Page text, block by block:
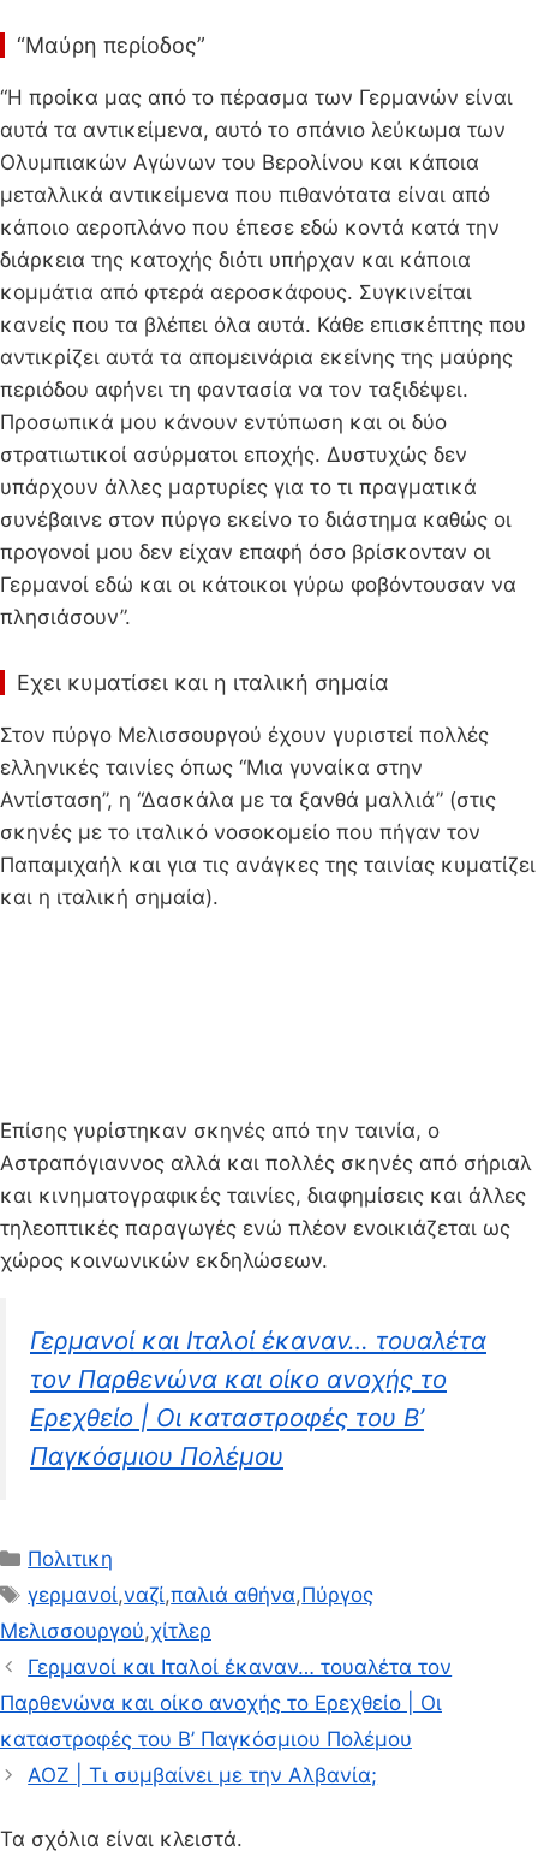
“Μαύρη περίοδος”
“Η προίκα μας από το πέρασμα των Γερμανών είναι
αυτά τα αντικείμενα, αυτό το σπάνιο λεύκωμα των
Ολυμπιακών Αγώνων του Βερολίνου και κάποια
μεταλλικά αντικείμενα που πιθανότατα είναι από
κάποιο αεροπλάνο που έπεσε εδώ κοντά κατά την
διάρκεια της κατοχής διότι υπήρχαν και κάποια
κομμάτια από φτερά αεροσκάφους. Συγκινείται
κανείς που τα βλέπει όλα αυτά. Κάθε επισκέπτης που
αντικρίζει αυτά τα απομεινάρια εκείνης της μαύρης
περιόδου αφήνει τη φαντασία να τον ταξιδέψει.
Προσωπικά μου κάνουν εντύπωση και οι δύο
στρατιωτικοί ασύρματοι εποχής. Δυστυχώς δεν
υπάρχουν άλλες μαρτυρίες για το τι πραγματικά
συνέβαινε στον πύργο εκείνο το διάστημα καθώς οι
προγονοί μου δεν είχαν επαφή όσο βρίσκονταν οι
Γερμανοί εδώ και οι κάτοικοι γύρω φοβόντουσαν να
πλησιάσουν”.
Eχει κυματίσει και η ιταλική σημαία
Στον πύργο Μελισσουργού έχουν γυριστεί πολλές
ελληνικές ταινίες όπως “Μια γυναίκα στην
Αντίσταση”, η “Δασκάλα με τα ξανθά μαλλιά” (στις
σκηνές με το ιταλικό νοσοκομείο που πήγαν τον
Παπαμιχαήλ και για τις ανάγκες της ταινίας κυματίζει
και η ιταλική σημαία).
Επίσης γυρίστηκαν σκηνές από την ταινία, ο
Αστραπόγιαννος αλλά και πολλές σκηνές από σήριαλ
και κινηματογραφικές ταινίες, διαφημίσεις και άλλες
τηλεοπτικές παραγωγές ενώ πλέον ενοικιάζεται ως
χώρος κοινωνικών εκδηλώσεων.
Γερμανοί και Ιταλοί έκαναν… τουαλέτα
τον Παρθενώνα και οίκο ανοχής το
Ερεχθείο | Οι καταστροφές του Β’
Παγκόσμιου Πολέμου
Κατηγορίες
Πολιτικη
Ετικέτες
γερμανοί,ναζί,παλιά αθήνα,Πύργος
Μελισσουργού,χίτλερ
Γερμανοί και Ιταλοί έκαναν… τουαλέτα τον
Παρθενώνα και οίκο ανοχής το Ερεχθείο | Οι
καταστροφές του Β’ Παγκόσμιου Πολέμου
ΑΟΖ | Tι συμβαίνει με την Αλβανία;
Τα σχόλια είναι κλειστά.